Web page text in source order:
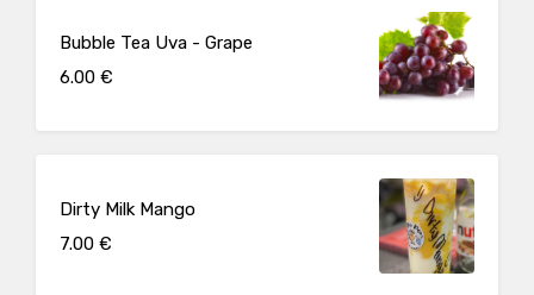
Bubble Tea Uva - Grape
6.00 €
Dirty Milk Mango
7.00 €